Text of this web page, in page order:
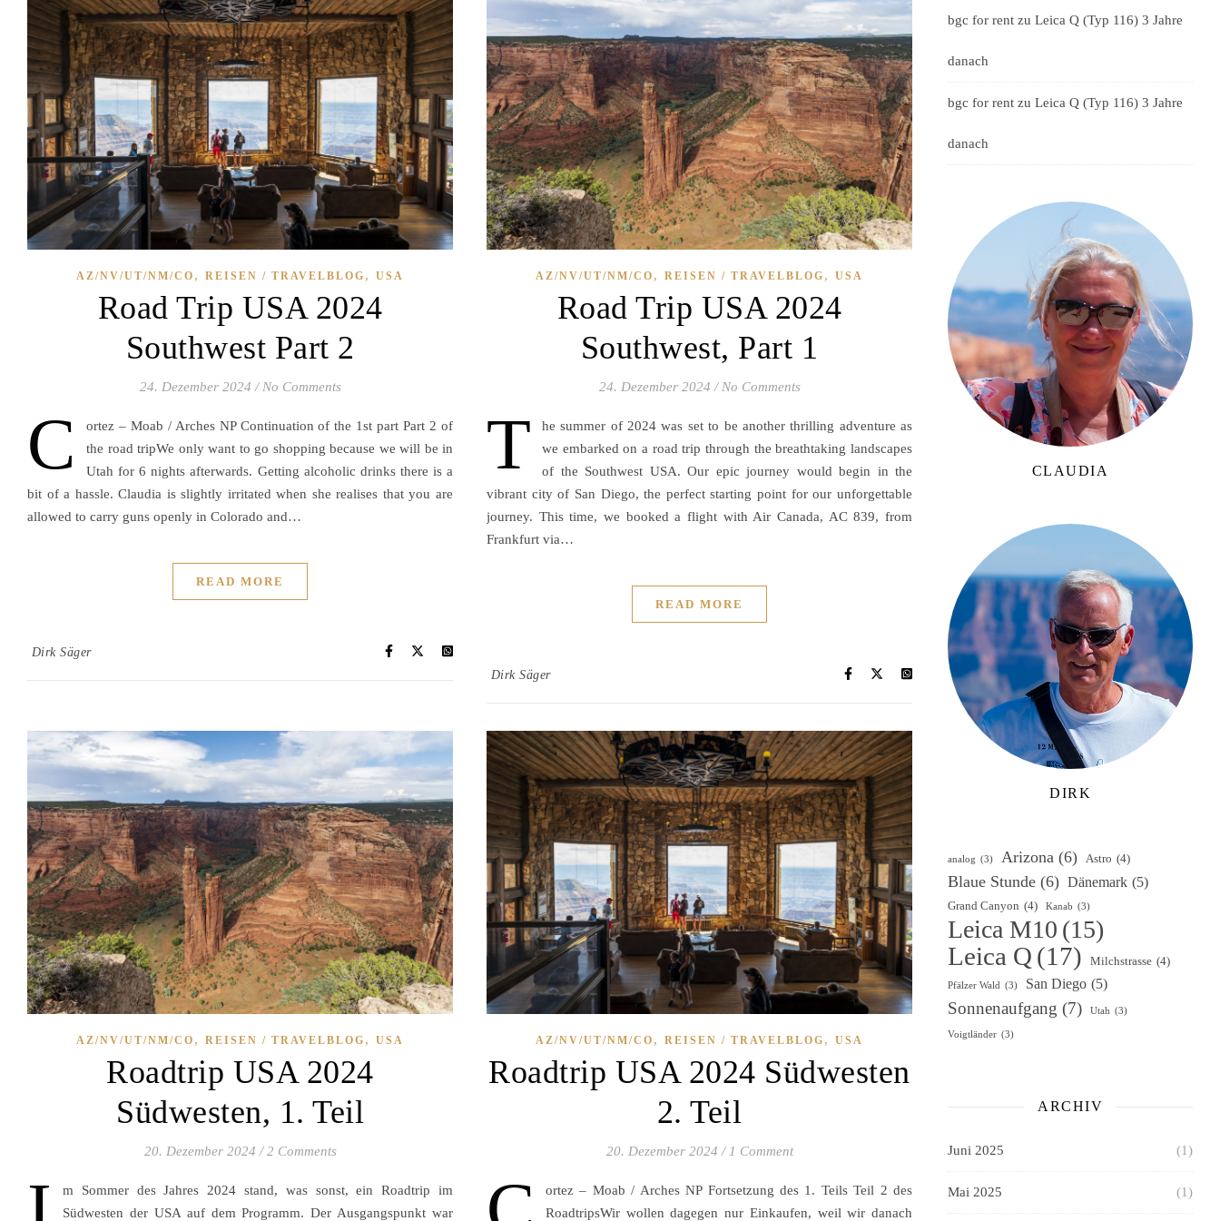
AZ/NV/UT/NM/CO , REISEN / TRAVELBLOG , USA
Road Trip USA 2024
Southwest Part 2
24. Dezember 2024 / No Comments
C
ortez – Moab / Arches NP Continuation of the 1st part Part 2 of
the road tripWe only want to go shopping because we will be in
Utah for 6 nights afterwards. Getting alcoholic drinks there is a
bit of a hassle. Claudia is slightly irritated when she realises that you are
allowed to carry guns openly in Colorado and…
READ MORE
Dirk Säger
AZ/NV/UT/NM/CO , REISEN / TRAVELBLOG , USA
Road Trip USA 2024
Southwest, Part 1
24. Dezember 2024 / No Comments
T
he summer of 2024 was set to be another thrilling adventure as
we embarked on a road trip through the breathtaking landscapes
of the Southwest USA. Our epic journey would begin in the
vibrant city of San Diego, the perfect starting point for our unforgettable
journey. This time, we booked a flight with Air Canada, AC 839, from
Frankfurt via…
READ MORE
Dirk Säger
AZ/NV/UT/NM/CO , REISEN / TRAVELBLOG , USA
Roadtrip USA 2024
Südwesten, 1. Teil
20. Dezember 2024 / 2 Comments
m Sommer des Jahres 2024 stand, was sonst, ein Roadtrip im
Südwesten der USA auf dem Programm. Der Ausgangspunkt war
AZ/NV/UT/NM/CO , REISEN / TRAVELBLOG , USA
Roadtrip USA 2024 Südwesten
2. Teil
20. Dezember 2024 / 1 Comment
ortez – Moab / Arches NP Fortsetzung des 1. Teils Teil 2 des
RoadtripsWir wollen dagegen nur Einkaufen, weil wir danach
bgc for rent zu Leica Q (Typ 116) 3 Jahre
danach
bgc for rent zu Leica Q (Typ 116) 3 Jahre
danach
CLAUDIA
DIRK
analog (3) Arizona (6) Astro (4)
Blaue Stunde (6) Dänemark (5)
Grand Canyon (4) Kanab (3)
Leica M10 (15)
Leica Q (17) Milchstrasse (4)
Pfälzer Wald (3) San Diego (5)
Sonnenaufgang (7) Utah (3)
Voigtländer (3)
ARCHIV
Juni 2025 (1)
Mai 2025 (1)